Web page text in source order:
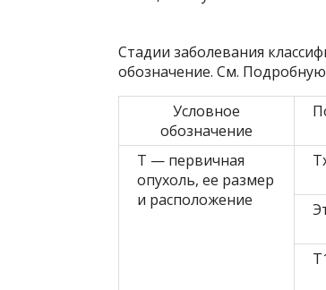
Стадии заболевания
обозначение. См.
Условное
обозначение
Т — первичная
опухоль, ее размер
и расположение